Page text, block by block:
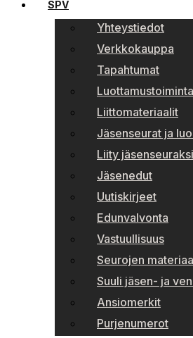
SPV
Yhteystiedot
Verkkokauppa
Tapahtumat
Luottamustoiminta
Liittomateriaalit
Jäsenseurat ja
Liity jäsenseuraksi
Jäsenedut
Uutiskirjeet
Edunvalvonta
Vastuullisuus
Seurojen
Suuli jäsen- ja
Ansiomerkit
Purjenumerot